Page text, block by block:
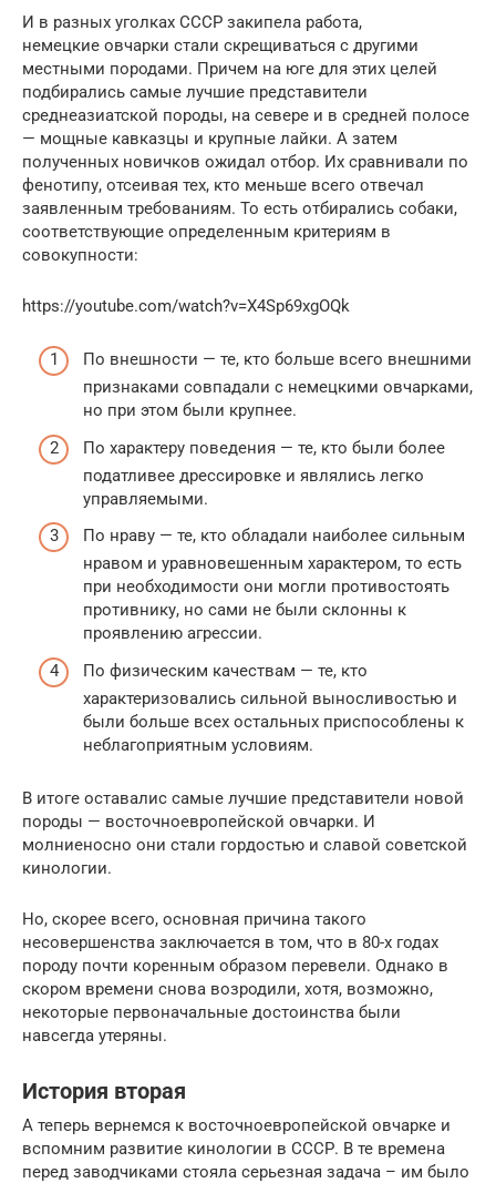
И в разных уголках СССР закипела работа,
немецкие овчарки стали скрещиваться с другими
местными породами. Причем на юге для этих целей
подбирались самые лучшие представители
среднеазиатской породы, на севере и в средней полосе
— мощные кавказцы и крупные лайки. А затем
полученных новичков ожидал отбор. Их сравнивали по
фенотипу, отсеивая тех, кто меньше всего отвечал
заявленным требованиям. То есть отбирались собаки,
соответствующие определенным критериям в
совокупности:
https://youtube.com/watch?v=X4Sp69xgOQk
По внешности — те, кто больше всего внешними
признаками совпадали с немецкими овчарками,
но при этом были крупнее.
По характеру поведения — те, кто были более
податливее дрессировке и являлись легко
управляемыми.
По нраву — те, кто обладали наиболее сильным
нравом и уравновешенным характером, то есть
при необходимости они могли противостоять
противнику, но сами не были склонны к
проявлению агрессии.
По физическим качествам — те, кто
характеризовались сильной выносливостью и
были больше всех остальных приспособлены к
неблагоприятным условиям.
В итоге оставалис самые лучшие представители новой
породы — восточноевропейской овчарки. И
молниеносно они стали гордостью и славой советской
кинологии.
Но, скорее всего, основная причина такого
несовершенства заключается в том, что в 80-х годах
породу почти коренным образом перевели. Однако в
скором времени снова возродили, хотя, возможно,
некоторые первоначальные достоинства были
навсегда утеряны.
История вторая
А теперь вернемся к восточноевропейской овчарке и
вспомним развитие кинологии в СССР. В те времена
перед заводчиками стояла серьезная задача – им было